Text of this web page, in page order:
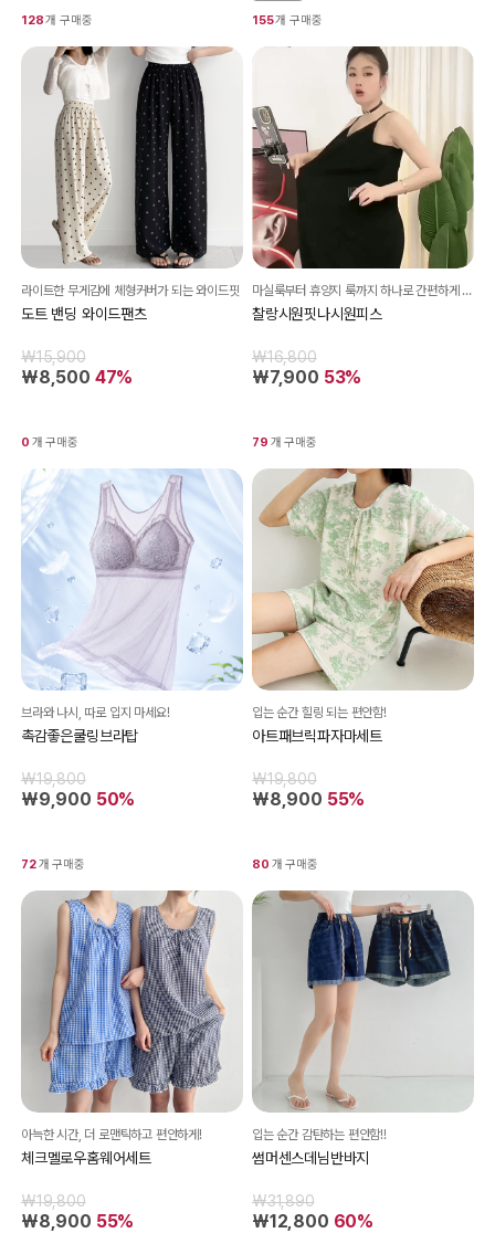
128개 구매중 155개 구매중
라이트한 무게감에 체형커버가 되는 와이드핏
도트 밴딩 와이드팬츠
₩15,900
₩8,500 47%
0 개 구매중
마실룩부터 휴양지 룩까지 하나로 간편하게 완성되는 원피스
찰랑시원핏나시원피스
₩16,800
₩7,900 53%
79 개 구매중
브라와 나시, 따로 입지 마세요!
촉감좋은쿨링브라탑
₩19,800
₩9,900 50%
72개 구매중
입는 순간 힐링 되는 편안함!
아트패브릭파자마세트
₩19,800
₩8,900 55%
80 개 구매중
아늑한 시간, 더 로맨틱하고 편안하게!
체크멜로우홈웨어세트
₩19,800
₩8,900 55%
입는 순간 감탄하는 편안함!!
썸머센스데님반바지
₩31,890
₩12,800 60%